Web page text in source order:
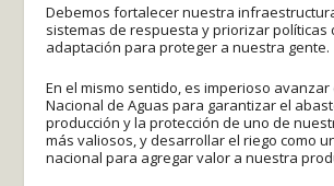
Debemos fortalecer nuestra
sistemas de respuesta y priorizar políticas
adaptación para proteger a nuestra gente.
En el mismo sentido, es imperioso avanzar
Nacional de Aguas para garantizar el
producción y la protección de uno de
más valiosos, y desarrollar el riego como
nacional para agregar valor a nuestra